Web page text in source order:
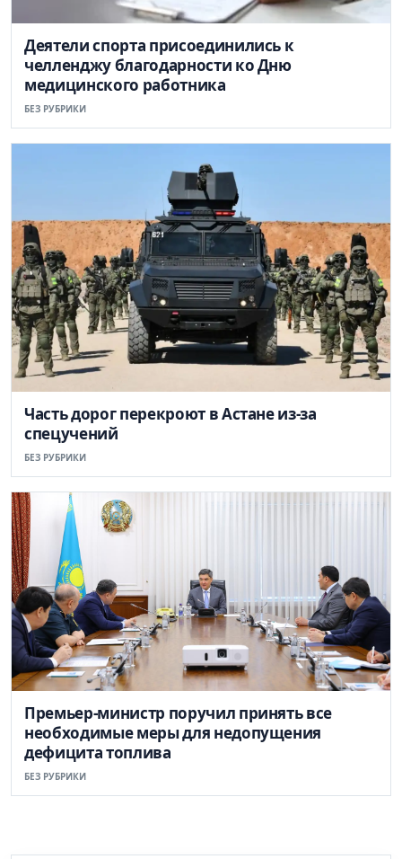
Деятели спорта присоединились к
челленджу благодарности ко Дню
медицинского работника
БЕЗ РУБРИКИ
Часть дорог перекроют в Астане из-за
спецучений
БЕЗ РУБРИКИ
Премьер-министр поручил принять все
необходимые меры для недопущения
дефицита топлива
БЕЗ РУБРИКИ